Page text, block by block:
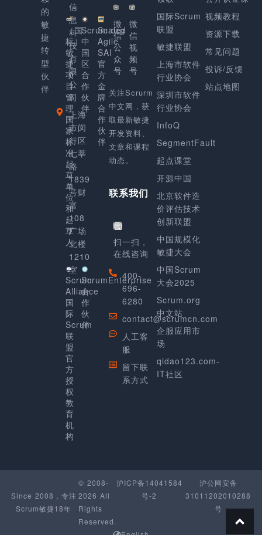
的
敏
捷
转
型
伙
伴
信
息
科
技
有
限
公
司
上海
市闵
行区
七莘
路
1839
号财
富
108
广场
北楼
1210
室
（国
标）
敏
捷
项
目
管
理
国
家
标
准
起
草
单
位
和
起
草
人
Scrum.org
中
国
区
合
作
伙
伴
Scaled
Agile
SAI
官
方
金
牌
合
作
伙
伴
Scrum
Alliance
国
际
Scrum
联
盟
官
方
授
权
教
育
机
构
ScrumEnterprise
合
作
伙
伴
微
信
公
众
号
微
信
视
频
号
关注Scrurm
中文网，获
取最新敏捷
开发资料、
文章和课程
动态。
联系我们
扫一扫，
在线咨询
400-
696-
6280
contact@scrumcn.com
人工客
服
留下联
系方式
国际Scrum
联盟
敏捷联盟
上海市软件
行业协会
深圳市软件
行业协会
InfoQ
SegmentFault
起点课堂
开源中国
北京软件造
价评估技术
创新联盟
中国规模化
敏捷大会
中国Scrum
大会2025
Scrum.org
中文站
企服应用市
场
qidao123.com-
IT社区
视频教程
资源下载
常见问题
投诉/反馈
站点地图
Since 2008，专注
Scrum敏捷18年
© 2008-
2026 All
Rights
Reserved.
沪ICP备14041584
号-2
沪公网安备
31011202010288
号